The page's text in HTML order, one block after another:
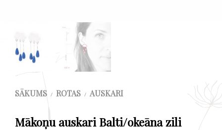
SĀKUMS / ROTAS / AUSKARI
Mākoņu auskari Balti/okeāna zili